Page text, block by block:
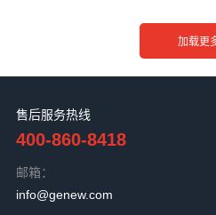
售后服务热线
400-860-8418
邮箱：
info@genew.com